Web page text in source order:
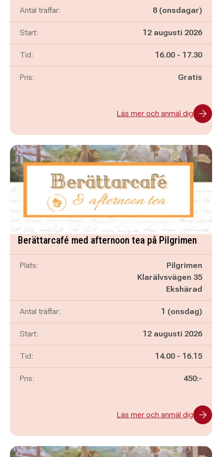
Antal träffar: 8 (onsdagar)
Start: 12 augusti 2026
Tid: Pågår mellan
16.00 - och
17.30
Pris: Gratis
Läs mer och anmäl dig
Berättarcafé med afternoon tea på Pilgrimen
Plats:
Pilgrimen
Klarälvsvägen 35
Ekshärad
Antal träffar: 1 (onsdag)
Start: 12 augusti 2026
Tid: Pågår mellan
14.00 - och
16.15
Pris: 450:-
Läs mer och anmäl dig